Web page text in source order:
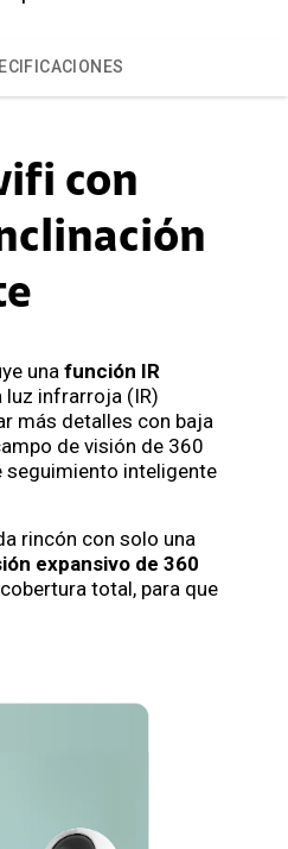
con
una función IR
luz infrarroja (IR)
más detalles con baja
de visión de 360
seguimiento inteligente
rincón con solo una
expansivo de 360
total, para que